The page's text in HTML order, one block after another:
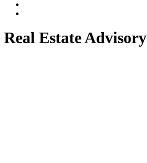
Real Estate Advisory